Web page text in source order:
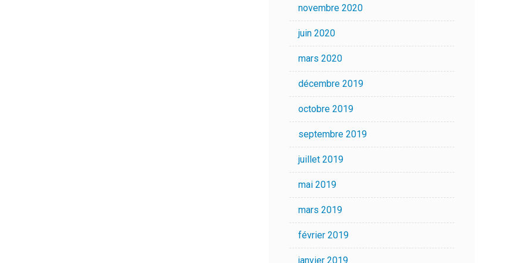
novembre 2020
juin 2020
mars 2020
décembre 2019
octobre 2019
septembre 2019
juillet 2019
mai 2019
mars 2019
février 2019
janvier 2019